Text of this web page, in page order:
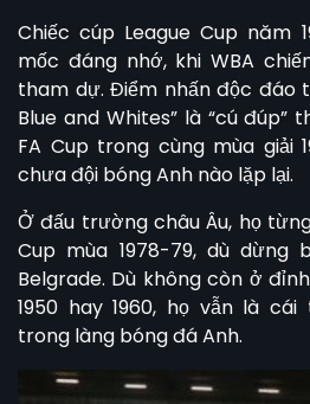
Chiếc cúp League Cup năm
mốc đáng nhớ, khi WBA
tham dự. Điểm nhấn độc đáo
Blue and Whites” là “cú đúp”
FA Cup trong cùng mùa giải
chưa đội bóng Anh nào lặp lại.
Ở đấu trường châu Âu, họ
Cup mùa 1978-79, dù dừng
Belgrade. Dù không còn ở
1950 hay 1960, họ vẫn là
trong làng bóng đá Anh.